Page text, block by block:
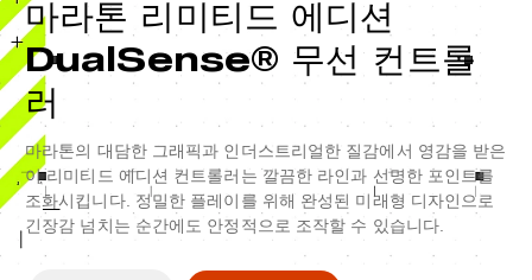
마라톤 리미티드 에디션
DualSense® 무선 컨트롤
러
마라톤의 대담한 그래픽과 인더스트리얼한 질감에서 영감을 받은
이 리미티드 에디션 컨트롤러는 깔끔한 라인과 선명한 포인트를
조화시킵니다. 정밀한 플레이를 위해 완성된 미래형 디자인으로
긴장감 넘치는 순간에도 안정적으로 조작할 수 있습니다.